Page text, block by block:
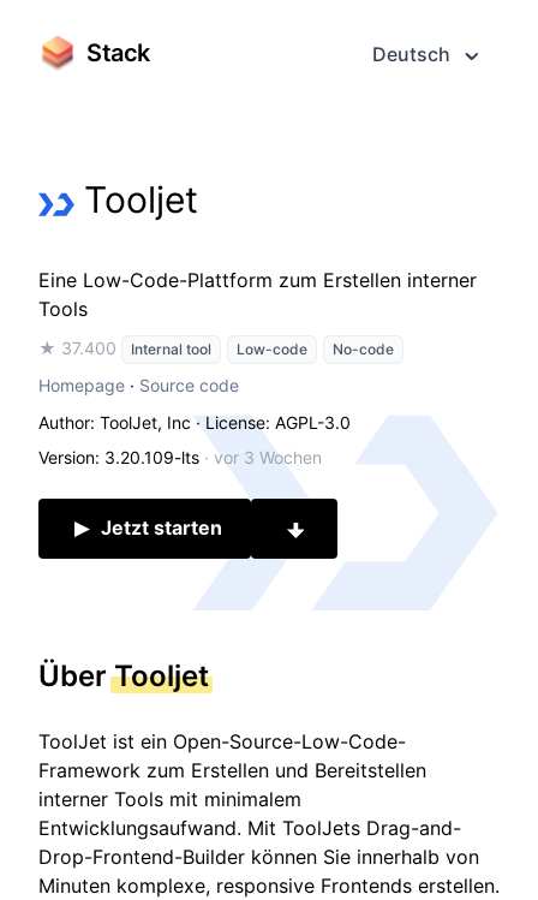
Stack Deutsch
Tooljet
Eine Low-Code-Plattform zum Erstellen interner
Tools
★ 37.400 Internal tool Low-code No-code
Homepage · Source code
Author: ToolJet, Inc · License: AGPL-3.0
Version: 3.20.109-lts · vor 3 Wochen
Jetzt starten
ÜberTooljet
ToolJet ist ein Open-Source-Low-Code-
Framework zum Erstellen und Bereitstellen
interner Tools mit minimalem
Entwicklungsaufwand. Mit ToolJets Drag-and-
Drop-Frontend-Builder können Sie innerhalb von
Minuten komplexe, responsive Frontends erstellen.